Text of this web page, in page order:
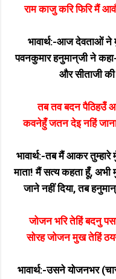
राम काजु करि फिरि मैं
भावार्थ:-आज देवताओं
पवनकुमार हनुमान्‌जी ने
और सीताजी
तब तव बदन पैठिहउँ
कवनेहुँ जतन देइ नहिं
भावार्थ:-तब मैं आकर
माता! मैं सत्य कहता हूँ,
जाने नहीं दिया, तब
जोजन भरि तेहिं बदनु
सोरह जोजन मुख तेहिं
भावार्थ:-उसने योजनभर